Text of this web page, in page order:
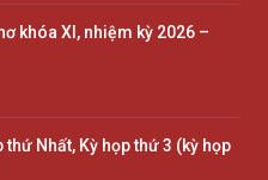
khóa XI, nhiệm kỳ 2026 –
thứ Nhất, Kỳ họp thứ 3 (kỳ họp